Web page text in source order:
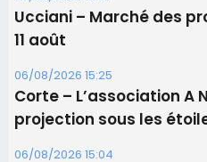
05/08/2026 09:53
Biguglia : messe de la
procession le 14 août
31/07/2026 08:24
Tennis - Début ce week-
RCPV